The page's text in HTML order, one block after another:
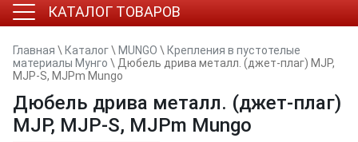
КАТАЛОГ ТОВАРОВ
Главная \ Каталог\ MUNGO \ Крепления в пустотелые
материалы Мунго \ Дюбель дрива металл. (джет-плаг) MJP,
MJP-S, MJPm Mungo
Дюбель дрива металл. (джет-плаг)
MJP, MJP-S, MJPm Mungo